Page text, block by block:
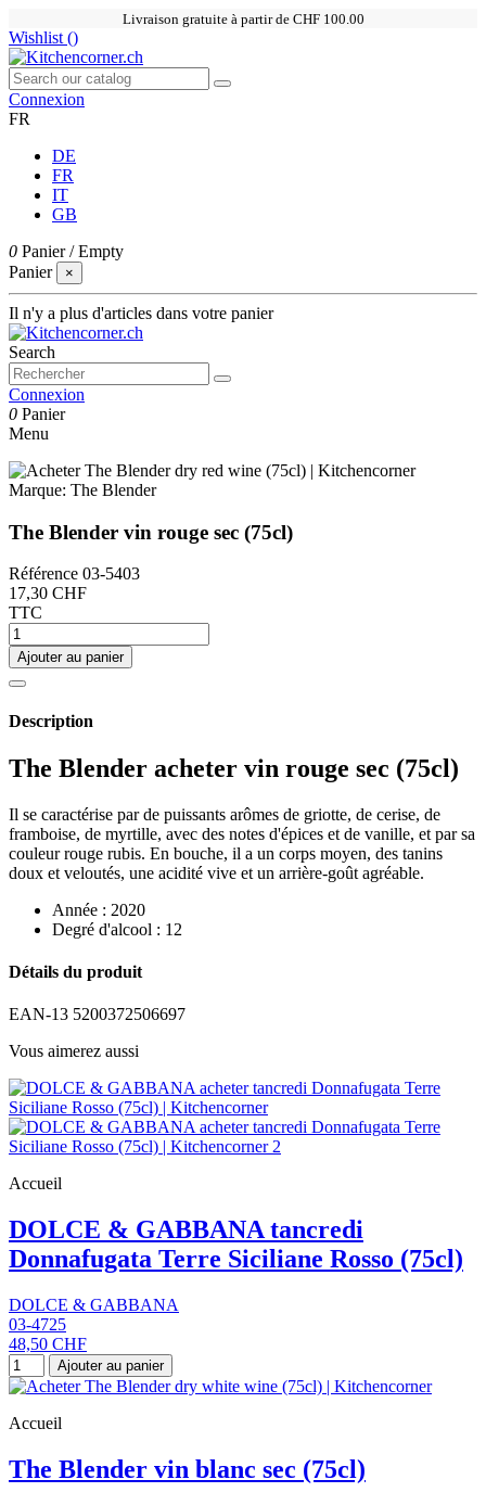
Livraison gratuite à partir de CHF 100.00
Wishlist ()
Connexion
FR
DE
FR
IT
GB
0 Panier /Empty
Panier
×
Il n'y a plus d'articles dans votre panier
Search
Connexion
0 Panier
Menu
Marque: The Blender
The Blender vin rouge sec (75cl)
Référence 03-5403
17,30 CHF
TTC
Ajouter au panier
Description
The Blender acheter vin rouge sec (75cl)
Il se caractérise par de puissants arômes de griotte, de cerise, de
framboise, de myrtille, avec des notes d'épices et de vanille, et par sa
couleur rouge rubis. En bouche, il a un corps moyen, des tanins
doux et veloutés, une acidité vive et un arrière-goût agréable.
Année : 2020
Degré d'alcool : 12
Détails du produit
EAN-13 5200372506697
Vous aimerez aussi
Accueil
DOLCE & GABBANA tancredi
Donnafugata Terre Siciliane Rosso (75cl)
DOLCE & GABBANA
03-4725
48,50 CHF
Ajouter au panier
Accueil
The Blender vin blanc sec (75cl)